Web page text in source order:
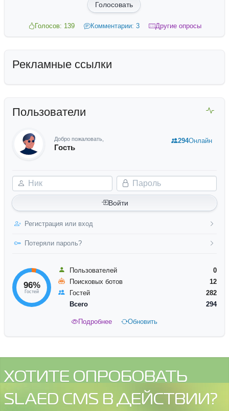
Голосовать
Голосов: 139 Комментарии: 3 Другие опросы
Рекламные ссылки
Пользователи
Добро пожаловать,
Гость
Ник Пароль
Войти
Регистрация или вход
Потеряли пароль?
294Онлайн
96%
Гостей
Пользователей
0
Поисковых ботов
12
Гостей
282
Всего
294
Подробнее Обновить
ХОТИТЕ ОПРОБОВАТЬ
SLAED CMS В ДЕЙСТВИИ?